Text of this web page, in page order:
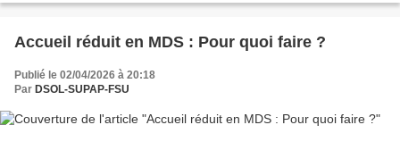
Accueil réduit en MDS : Pour quoi faire ?
Publié le 02/04/2026 à 20:18
Par DSOL-SUPAP-FSU